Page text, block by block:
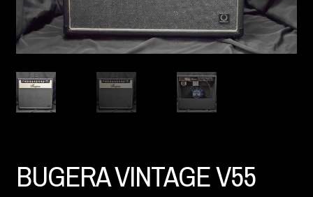
BUGERA VINTAGE V55